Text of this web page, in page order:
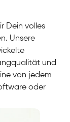
Dein volles
Unsere
und
von jedem
oder